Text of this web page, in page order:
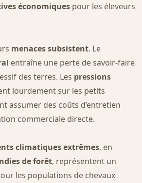
économiquespour les éleveurs
menaces subsistent. Le
entraîne une perte de savoir-faire
des terres. Les pressions
lourdement sur les petits
assumer des coûts d’entretien
commerciale directe.
climatiques extrêmes, en
de forêt, représentent un
les populations de chevaux